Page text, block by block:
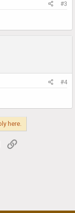
#3
#4
here.
Email